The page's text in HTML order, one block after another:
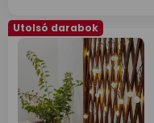
Utolsó darabok